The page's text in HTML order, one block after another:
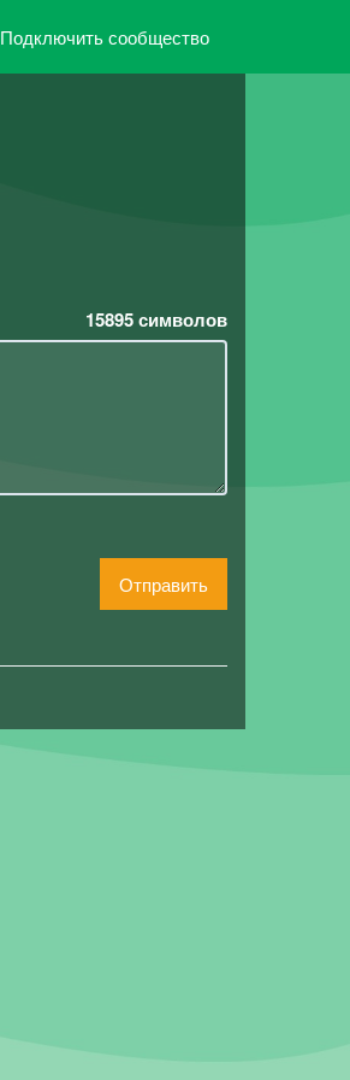
Подключить сообщество
15895символов
Отправить